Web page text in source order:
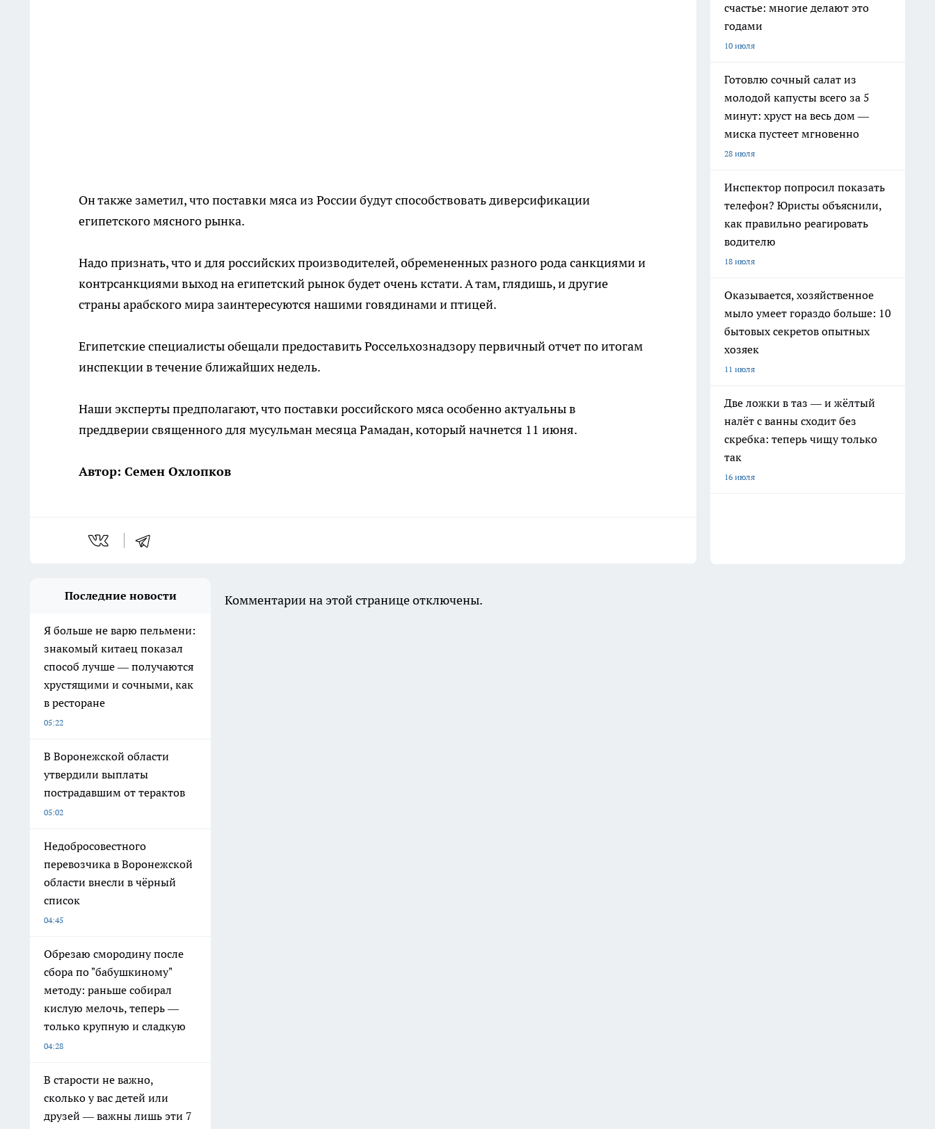
Он также заметил, что поставки мяса из России будут способствовать диверсификации
египетского мясного рынка.
Надо признать, что и для российских производителей, обремененных разного рода санкциями и
контрсанкциями выход на египетский рынок будет очень кстати. А там, глядишь, и другие
страны арабского мира заинтересуются нашими говядинами и птицей.
Египетские специалисты обещали предоставить Россельхознадзору первичный отчет по итогам
инспекции в течение ближайших недель.
Наши эксперты предполагают, что поставки российского мяса особенно актуальны в
преддверии священного для мусульман месяца Рамадан, который начнется 11 июня.
Автор: Семен Охлопков
счастье: многие делают это
годами
10 июля
Готовлю сочный салат из
молодой капусты всего за 5
минут: хруст на весь дом —
миска пустеет мгновенно
28 июля
Инспектор попросил показать
телефон? Юристы объяснили,
как правильно реагировать
водителю
18 июля
Оказывается, хозяйственное
мыло умеет гораздо больше: 10
бытовых секретов опытных
хозяек
11 июля
Две ложки в таз — и жёлтый
налёт с ванны сходит без
скребка: теперь чищу только
так
16 июля
Последние новости
Я больше не варю пельмени:
знакомый китаец показал
способ лучше — получаются
хрустящими и сочными, как
в ресторане
05:22
В Воронежской области
утвердили выплаты
пострадавшим от терактов
05:02
Недобросовестного
перевозчика в Воронежской
области внесли в чёрный
список
04:45
Обрезаю смородину после
сбора по "бабушкиному"
методу: раньше собирал
кислую мелочь, теперь —
только крупную и сладкую
04:28
В старости не важно,
сколько у вас детей или
друзей — важны лишь эти 7
Комментарии на этой странице отключены.